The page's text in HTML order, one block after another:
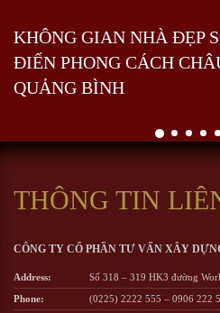
KHÔNG GIAN NHÀ ĐẸP
ĐIỂN PHONG CÁCH
QUẢNG BÌNH
THÔNG TIN
CÔNG TY CỔ PHẦN TƯ VẤN XÂY
Address:
Số 318 – 319 HK3 đường
Phone:
(0225) 2222 555 – 0906 222